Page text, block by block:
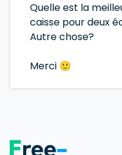
Quelle est la
caisse pour deux
Autre chose?
Merci 🙂